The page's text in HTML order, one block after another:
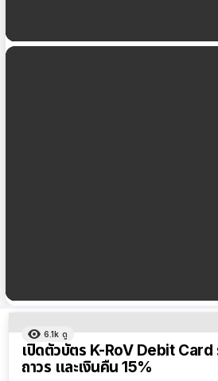
ผลลัพธ์
ทั้งหมด
เรียง
6.1k ดู
เปิดตัวบัตร K-RoV Debit
ถาวร และเงินคืน 15%